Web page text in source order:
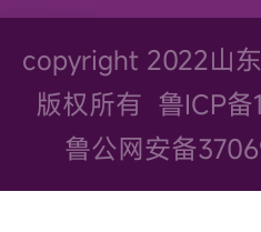
copyright 2022山
版权所有 鲁ICP
鲁公网安备